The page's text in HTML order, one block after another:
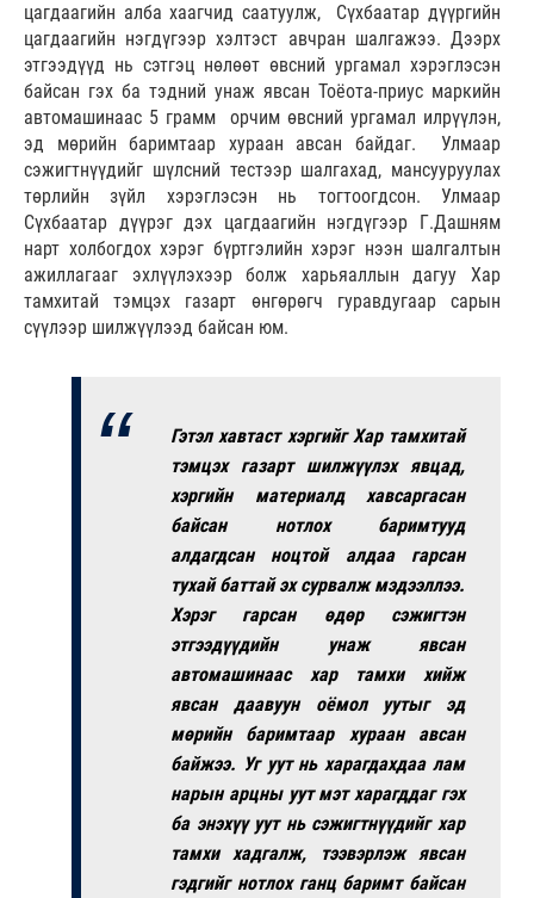
цагдаагийн алба хаагчид саатуулж, Сүхбаатар дүүргийн
цагдаагийн нэгдүгээр хэлтэст авчран шалгажээ. Дээрх
этгээдүүд нь сэтгэц нөлөөт өвсний ургамал хэрэглэсэн
байсан гэх ба тэдний унаж явсан Тоёота-приус маркийн
автомашинаас 5 грамм орчим өвсний ургамал илрүүлэн,
эд мөрийн баримтаар хураан авсан байдаг. Улмаар
сэжигтнүүдийг шүлсний тестээр шалгахад, мансууруулах
төрлийн зүйл хэрэглэсэн нь тогтоогдсон. Улмаар
Сүхбаатар дүүрэг дэх цагдаагийн нэгдүгээр Г.Дашням
нарт холбогдох хэрэг бүртгэлийн хэрэг нээн шалгалтын
ажиллагааг эхлүүлэхээр болж харьяаллын дагуу Хар
тамхитай тэмцэх газарт өнгөрөгч гуравдугаар сарын
сүүлээр шилжүүлээд байсан юм.
Гэтэл хавтаст хэргийг Хар тамхитай
тэмцэх газарт шилжүүлэх явцад,
хэргийн материалд хавсаргасан
байсан нотлох баримтууд
алдагдсан ноцтой алдаа гарсан
тухай баттай эх сурвалж мэдээллээ.
Хэрэг гарсан өдөр сэжигтэн
этгээдүүдийн унаж явсан
автомашинаас хар тамхи хийж
явсан даавуун оёмол уутыг эд
мөрийн баримтаар хураан авсан
байжээ. Уг уут нь харагдахдаа лам
нарын арцны уут мэт харагддаг гэх
ба энэхүү уут нь сэжигтнүүдийг хар
тамхи хадгалж, тээвэрлэж явсан
гэдгийг нотлох ганц баримт байсан